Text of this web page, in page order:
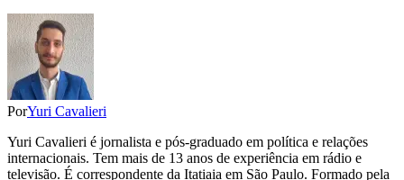
PorYuri Cavalieri
Yuri Cavalieri é jornalista e pós-graduado em política e relações
internacionais. Tem mais de 13 anos de experiência em rádio e
televisão. É correspondente da Itatiaia em São Paulo. Formado pela